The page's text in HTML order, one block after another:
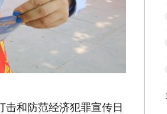
击和防范经济犯罪宣传日